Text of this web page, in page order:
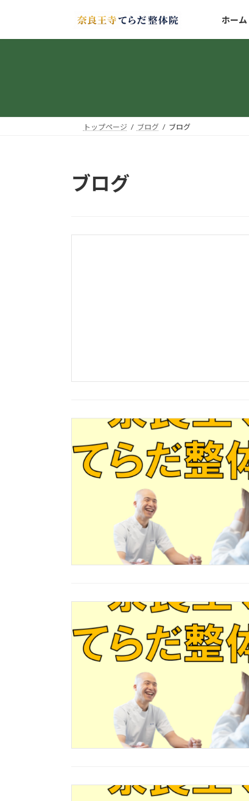
テ
ゲ
ホーム
トップページ ブログ ブログ
ブログ